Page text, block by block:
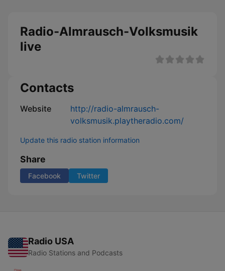
Radio-Almrausch-Volksmusik
live
Contacts
Website
http://radio-almrausch-
volksmusik.playtheradio.com/
Update this radio station information
Share
Facebook Twitter
Radio USA
Radio Stations and Podcasts